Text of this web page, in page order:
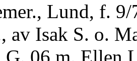
Lund, f.
av Isak S. o.